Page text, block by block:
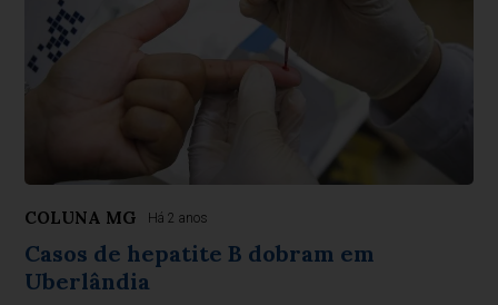
COLUNA MG Há 2 anos
Casos de hepatite B dobram em
Uberlândia